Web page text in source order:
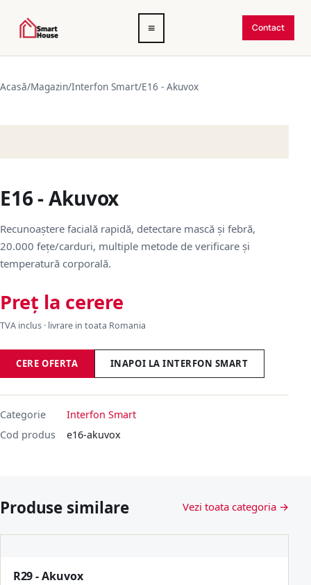
Deschide
meniul
≡ Contact
Acasă/Magazin/Interfon Smart/E16 - Akuvox
E16 - Akuvox
Recunoaștere facială rapidă, detectare mască și febră,
20.000 fețe/carduri, multiple metode de verificare și
temperatură corporală.
Preț la cerere
TVA inclus · livrare in toata Romania
CERE OFERTA INAPOI LA INTERFON SMART
Categorie
Interfon Smart
Cod produs
e16-akuvox
Produse similare Vezi toata categoria →
R29 - Akuvox